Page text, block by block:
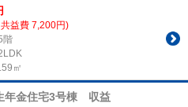
益費 7,200円)
階
㎡
年金住宅3号棟 収益